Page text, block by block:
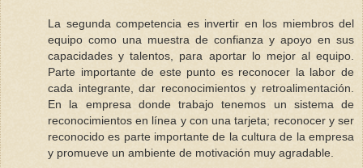
La segunda competencia es invertir en los miembros del
equipo como una muestra de confianza y apoyo en sus
capacidades y talentos, para aportar lo mejor al equipo.
Parte importante de este punto es reconocer la labor de
cada integrante, dar reconocimientos y retroalimentación.
En la empresa donde trabajo tenemos un sistema de
reconocimientos en línea y con una tarjeta; reconocer y ser
reconocido es parte importante de la cultura de la empresa
y promueve un ambiente de motivación muy agradable.